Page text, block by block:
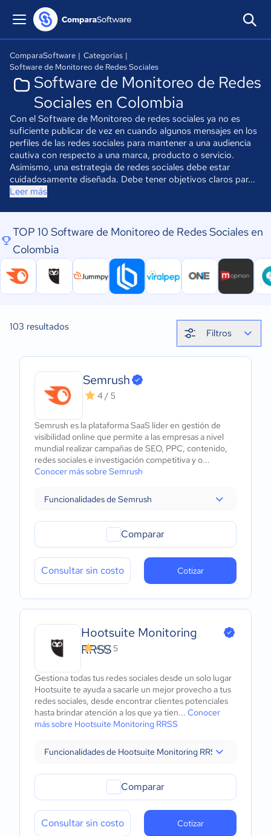
ComparaSoftware | Categorías |
Software de Monitoreo de Redes Sociales
Software de Monitoreo de Redes
Sociales en Colombia
Con el Software de Monitoreo de redes sociales ya no es
suficiente publicar de vez en cuando algunos mensajes en los
perfiles de las redes sociales para mantener a una audiencia
cautiva con respecto a una marca, producto o servicio.
Asimismo, una estrategia de redes sociales debe estar
cuidadosamente diseñada. Debe tener objetivos claros par...
Leer más
TOP 10 Software de Monitoreo de Redes Sociales en
Colombia
103 resultados
Filtros
Semrush
4 / 5
Semrush es la plataforma SaaS líder en gestión de
visibilidad online que permite a las empresas a nivel
mundial realizar campañas de SEO, PPC, contenido,
redes sociales e investigación competitiva y o...
Conocer más sobre Semrush
Funcionalidades de Semrush
Comparar
Consultar sin costo Cotizar
Hootsuite Monitoring
RRSS
4.1 / 5
Gestiona todas tus redes sociales desde un solo lugar
Hootsuite te ayuda a sacarle un mejor provecho a tus
redes sociales, desde encontrar clientes potenciales
hasta brindar atención a los que ya tien... Conocer
más sobre Hootsuite Monitoring RRSS
Funcionalidades de Hootsuite Monitoring RRSS
Comparar
Consultar sin costo Cotizar